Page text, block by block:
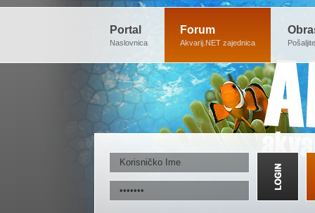
Portal
Naslovnica
Forum
Akvarij.NET zajednica